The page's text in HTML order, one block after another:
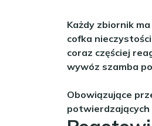
Każdy zbiornik
cofka
coraz częściej
wywóz szamba
Obowiązujące
potwierdzających